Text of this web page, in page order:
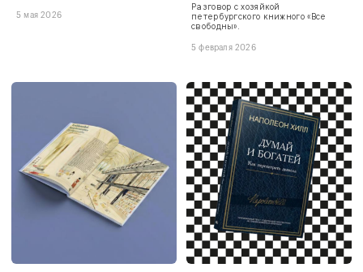
5 мая 2026
Разговор с хозяйкой
петербургского книжного «Все
свободны».
5 февраля 2026